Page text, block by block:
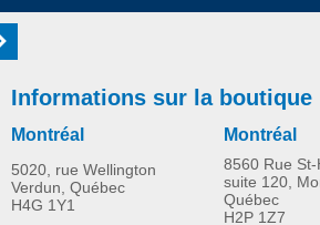
Sac sous le siège
Informations sur la boutique
Montréal
5020, rue Wellington
Verdun, Québec
H4G 1Y1
Montréal
8560 Rue St-
suite 120,
Québec
H2P 1Z7